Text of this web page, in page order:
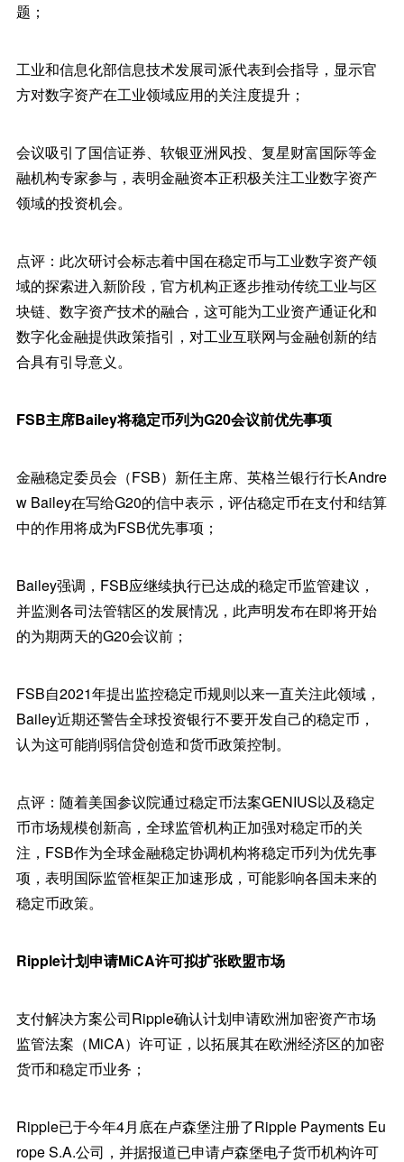
题；
工业和信息化部信息技术发展司派代表到会指导，显示官
方对数字资产在工业领域应用的关注度提升；
会议吸引了国信证券、软银亚洲风投、复星财富国际等金
融机构专家参与，表明金融资本正积极关注工业数字资产
领域的投资机会。
点评：此次研讨会标志着中国在稳定币与工业数字资产领
域的探索进入新阶段，官方机构正逐步推动传统工业与区
块链、数字资产技术的融合，这可能为工业资产通证化和
数字化金融提供政策指引，对工业互联网与金融创新的结
合具有引导意义。
FSB主席Bailey将稳定币列为G20会议前优先事项
金融稳定委员会（FSB）新任主席、英格兰银行行长Andre
w Bailey在写给G20的信中表示，评估稳定币在支付和结算
中的作用将成为FSB优先事项；
Bailey强调，FSB应继续执行已达成的稳定币监管建议，
并监测各司法管辖区的发展情况，此声明发布在即将开始
的为期两天的G20会议前；
FSB自2021年提出监控稳定币规则以来一直关注此领域，
Bailey近期还警告全球投资银行不要开发自己的稳定币，
认为这可能削弱信贷创造和货币政策控制。
点评：随着美国参议院通过稳定币法案GENIUS以及稳定
币市场规模创新高，全球监管机构正加强对稳定币的关
注，FSB作为全球金融稳定协调机构将稳定币列为优先事
项，表明国际监管框架正加速形成，可能影响各国未来的
稳定币政策。
Ripple计划申请MiCA许可拟扩张欧盟市场
支付解决方案公司Ripple确认计划申请欧洲加密资产市场
监管法案（MiCA）许可证，以拓展其在欧洲经济区的加密
货币和稳定币业务；
Ripple已于今年4月底在卢森堡注册了Ripple Payments Eu
rope S.A.公司，并据报道已申请卢森堡电子货币机构许可